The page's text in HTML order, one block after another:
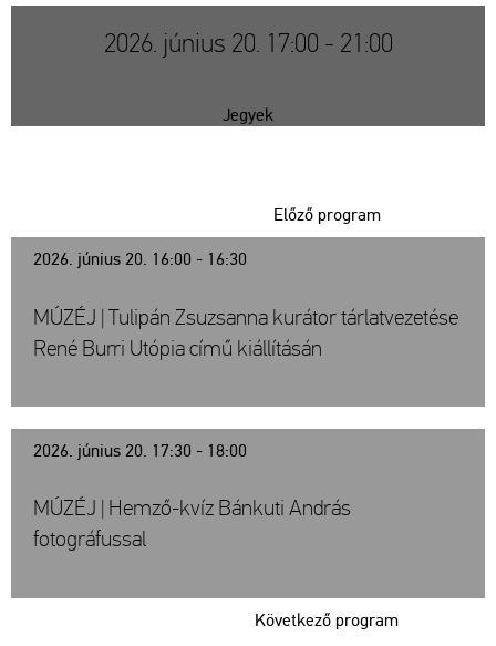
2026. június 20. 17:00 - 21:00
Jegyek
2026. június 20. 16:00 - 16:30
Előző program
MÚZÉJ | Tulipán Zsuzsanna kurátor tárlatvezetése
René Burri Utópia című kiállításán
2026. június 20. 17:30 - 18:00
Következő program
MÚZÉJ | Hemző-kvíz Bánkuti András
fotográfussal